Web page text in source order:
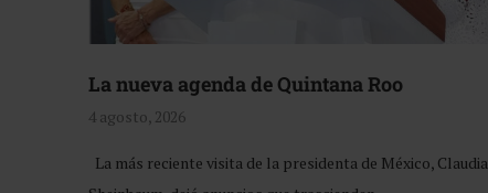
La nueva agenda de Quintana Roo
4 agosto, 2026
La más reciente visita de la presidenta de México, Claudia